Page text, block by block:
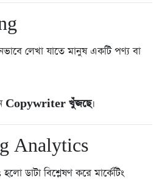
লেখা যাতে মানুষ একটি পণ্য বা
Copywriter খুঁজছে।
Analytics
বিশ্লেষণ করে মার্কেটিং